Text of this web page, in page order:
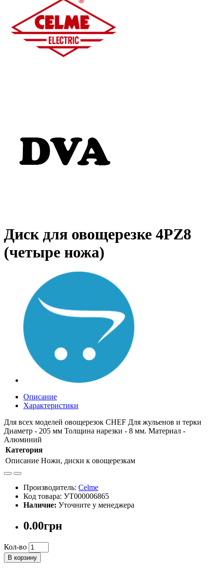
Диск для овощерезке 4PZ8
(четыре ножа)
Описание
Характеристики
Для всех моделей овощерезок CHEF Для жульенов и терки
Диаметр - 205 мм Толщина нарезки - 8 мм. Материал -
Алюминий
Категория
Описание Ножи, диски к овощерезкам
Производитель: Celme
Код товара: УТ000006865
Наличие: Уточните у менеджера
0.00грн
Кол-во
В корзину